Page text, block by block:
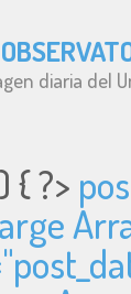
diaria del
{ ?>